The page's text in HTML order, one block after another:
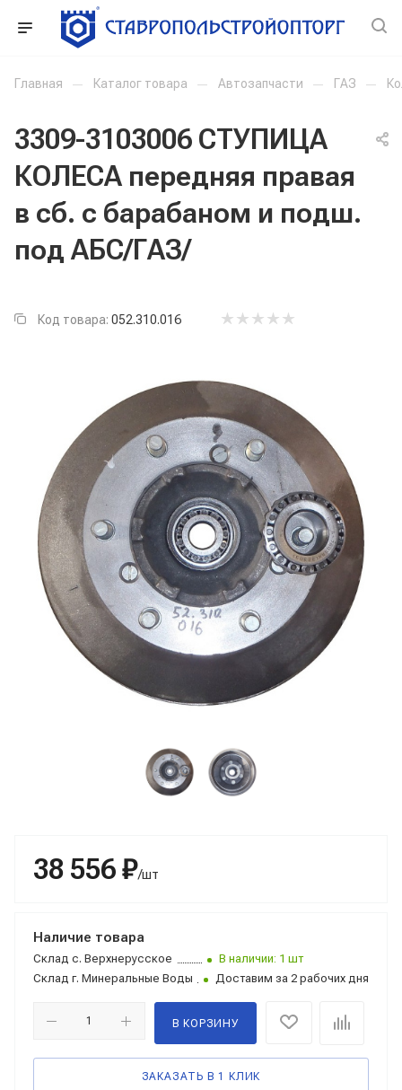
Главная — Каталог товара — Автозапчасти — ГАЗ —
3309-3103006 СТУПИЦА
КОЛЕСА передняя правая
в сб. с барабаном и подш.
под АБС/ГАЗ/
Код товара: 052.310.016
38 556 ₽/шт
Наличие товара
Склад с. Верхнерусское
В наличии: 1 шт
Склад г. Минеральные Воды Доставим за 2 рабочих дня
В КОРЗИНУ
ЗАКАЗАТЬ В 1 КЛИК